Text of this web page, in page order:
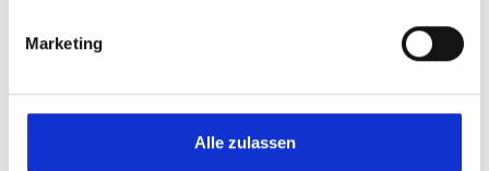
Marketing
Alle zulassen
Filterbeheizung